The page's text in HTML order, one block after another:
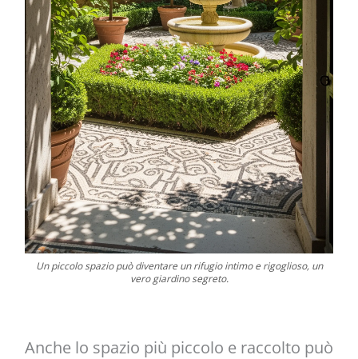
Un piccolo spazio può diventare un rifugio intimo e rigoglioso, un
vero giardino segreto.
Anche lo spazio più piccolo e raccolto può